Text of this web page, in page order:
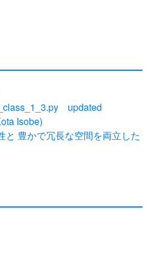
updated
Isobe)
と 豊かで冗長な空間を両立した